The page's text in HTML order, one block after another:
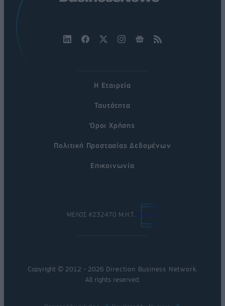
Η Εταιρεία
Ταυτότητα
Όροι Χρήσης
Πολιτική Προστασίας Δεδομένων
Επικοινωνία
ΜΕΛΟΣ #232470 Μ.Η.Τ.
Copyright © 2012 - 2026 Direction Business Network
All rights reserved.